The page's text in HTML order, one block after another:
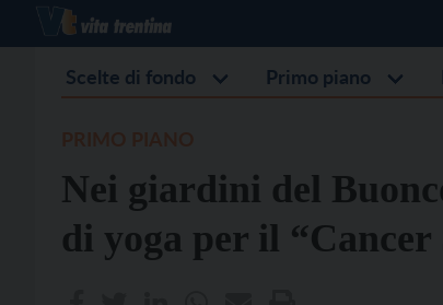
Scelte di fondo Primo piano
Nei giardini del
di yoga per il